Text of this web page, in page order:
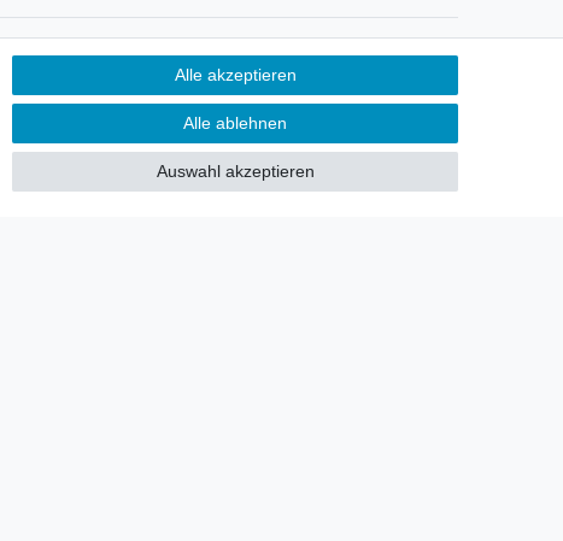
Sie möchten über neu eingetroffene
Lagerware oder Neuheiten
allgemein informiert werden?
Alle akzeptieren
Alle ablehnen
Auswahl akzeptieren